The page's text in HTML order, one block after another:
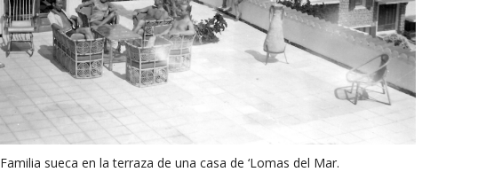
Familia sueca en la terraza de una casa de ‘Lomas del Mar.